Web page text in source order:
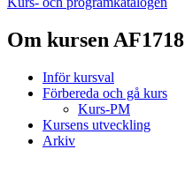
Om kursen AF1718
Inför kursval
Förbereda och gå kurs
Kurs-PM
Kursens utveckling
Arkiv